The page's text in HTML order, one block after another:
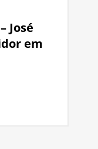
José
em